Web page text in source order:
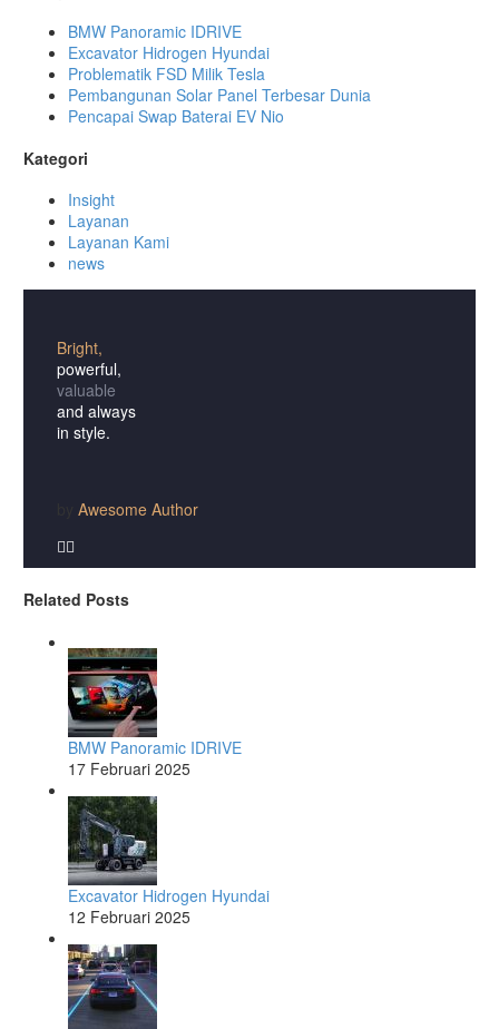
BMW Panoramic IDRIVE
Excavator Hidrogen Hyundai
Problematik FSD Milik Tesla
Pembangunan Solar Panel Terbesar Dunia
Pencapai Swap Baterai EV Nio
Kategori
Insight
Layanan
Layanan Kami
news
Bright,
powerful,
valuable
and always
in style.
Awesome Author

Related Posts
BMW Panoramic IDRIVE
17 Februari 2025
Excavator Hidrogen Hyundai
12 Februari 2025